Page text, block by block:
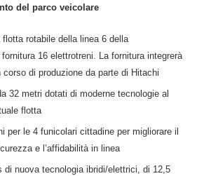
del parco veicolare
rotabile della linea 6 della
16 elettrotreni. La fornitura integrerà
di produzione da parte di Hitachi
32 metri dotati di moderne tecnologie al
flotta
per le 4 funicolari cittadine per migliorare il
e l’affidabilità in linea
di nuova tecnologia ibridi/elettrici, di 12,5